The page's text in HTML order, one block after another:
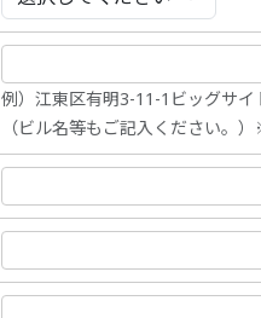
例）江東区有明3-11-1ビッグサイ
（ビル名等もご記入ください。